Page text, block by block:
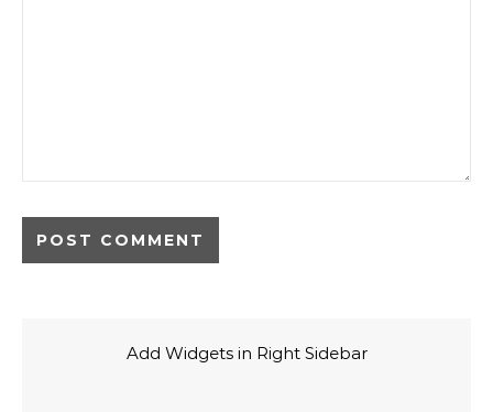
Add Widgets in Right Sidebar